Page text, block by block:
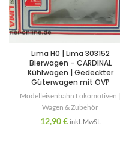
Lima H0 | Lima 303152
Bierwagen – CARDINAL
Kühlwagen | Gedeckter
Güterwagen mit OVP
Modelleisenbahn Lokomotiven |
Wagen & Zubehör
12,90€ inkl. MwSt.